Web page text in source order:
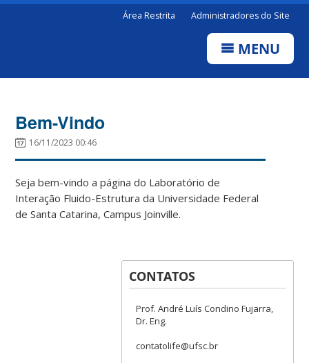
Área Restrita Administradores do Site
MENU
Bem-Vindo
16/11/2023 00:46
Seja bem-vindo a página do Laboratório de
Interação Fluido-Estrutura da Universidade Federal
de Santa Catarina, Campus Joinville.
CONTATOS
Prof. André Luís Condino Fujarra,
Dr. Eng.
contatolife@ufsc.br